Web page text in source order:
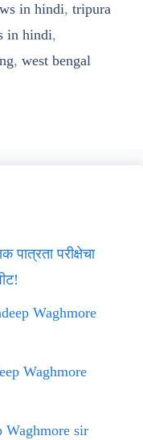
in hindi, tripura
in hindi,
, west bengal
परीक्षेचा
Waghmore
Waghmore
Waghmore sir